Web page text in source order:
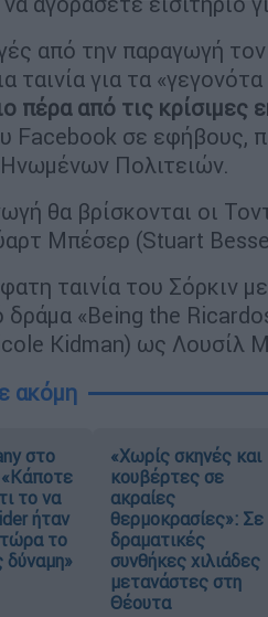
από την παραγωγή
ταινία για τα
πέρα από τις κρίσιμες
Facebook σε εφήβους,
Πολιτειών.
θα βρίσκονται οι
Μπέσερ (Stuart
ταινία του Σόρκιν
δράμα «Being the
Kidman) ως Λουσίλ
ακόμη
στο
το να
ήταν
τώρα το
«Χωρίς σκηνές και
κουβέρτες σε
ακραίες
θερμοκρασίες»: Σε
δραματικές
συνθήκες χιλιάδες
μετανάστες στη
Θέουτα